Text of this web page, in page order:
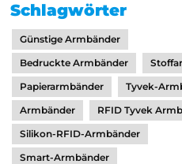
Schlagwörter
Günstige Armbänder
Bedruckte Armbänder
Papierarmbänder
Tyvek-
Armbänder
RFID Tyvek
Silikon-RFID-Armbänder
Smart-Armbänder